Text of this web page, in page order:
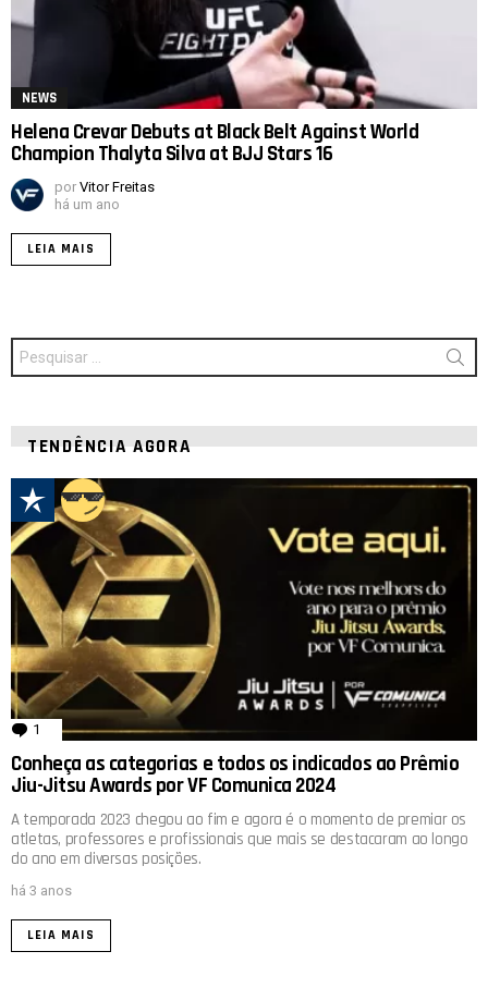
NEWS
Helena Crevar Debuts at Black Belt Against World
Champion Thalyta Silva at BJJ Stars 16
por Vitor Freitas
há um ano
LEIA MAIS
Procurar
por:
TENDÊNCIA AGORA
1 comentário
Conheça as categorias e todos os indicados ao Prêmio
Jiu-Jitsu Awards por VF Comunica 2024
A temporada 2023 chegou ao fim e agora é o momento de premiar os
atletas, professores e profissionais que mais se destacaram ao longo
do ano em diversas posições.
há 3 anos
LEIA MAIS